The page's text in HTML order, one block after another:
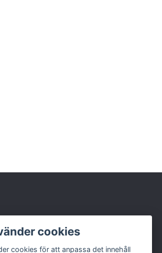
cookies
cookies för att anpassa det innehåll